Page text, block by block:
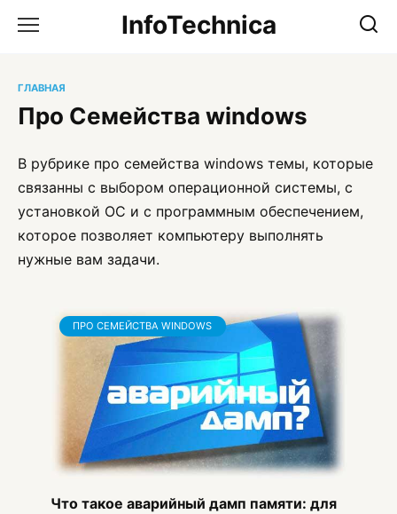
InfoTechnica
ГЛАВНАЯ
Про Семейства windows
В рубрике про семейства windows темы, которые
связанны с выбором операционной системы, с
установкой ОС и с программным обеспечением,
которое позволяет компьютеру выполнять
нужные вам задачи.
ПРО СЕМЕЙСТВА WINDOWS
Что такое аварийный дамп памяти: для